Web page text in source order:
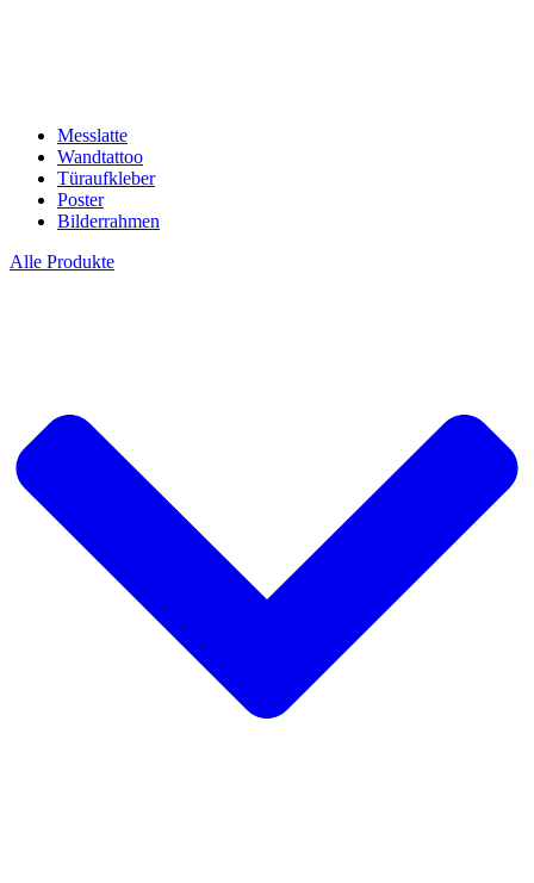
Messlatte
Wandtattoo
Türaufkleber
Poster
Bilderrahmen
Alle Produkte